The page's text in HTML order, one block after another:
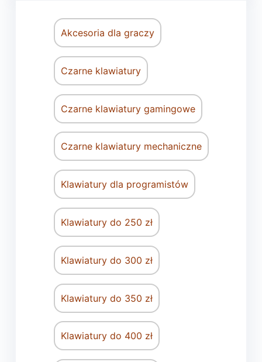
Akcesoria dla graczy
Czarne klawiatury
Czarne klawiatury gamingowe
Czarne klawiatury mechaniczne
Klawiatury dla programistów
Klawiatury do 250 zł
Klawiatury do 300 zł
Klawiatury do 350 zł
Klawiatury do 400 zł